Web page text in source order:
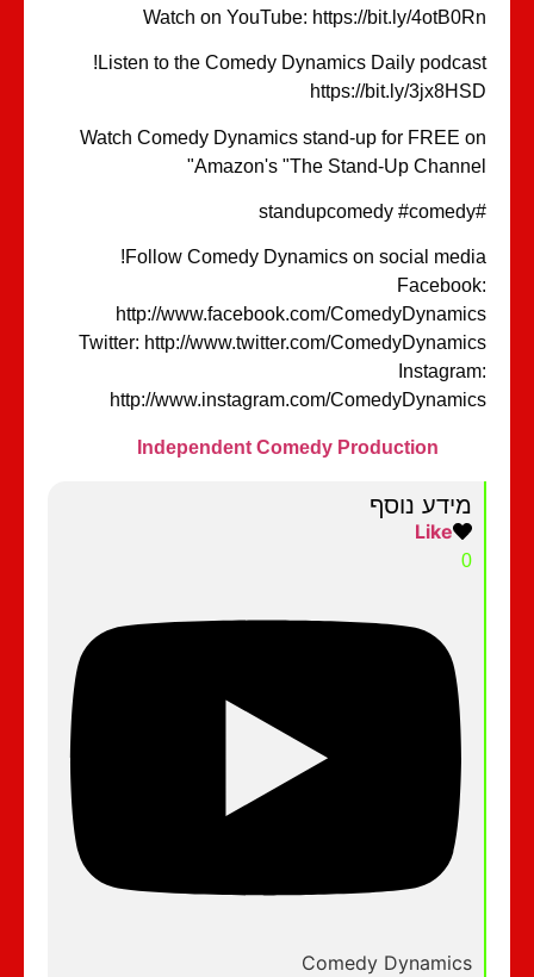
Watch on YouTube: https://bit.ly/
Listen to the Comedy Dynamics Daily
https://bit.ly/
Watch Comedy Dynamics stand-up for FREE
Amazon's "The Stand-Up
Follow Comedy Dynamics on social
http://www.facebook.com/
Twitter: http://www.twitter.com/
http://www.instagram.com/
Independent Comedy Production
מידע נוסף
Comedy Dynamics